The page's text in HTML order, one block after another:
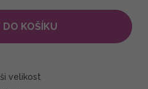
DO KOŠÍKU
velikost